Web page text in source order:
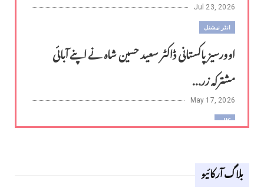
Jul 23, 2026
انٹر نیشنل
اوورسیز پاکستانی ڈاکٹر سعید حسین شاہ نے اپنے آبائی
مشترکہ زر...
May 17, 2026
کالم
Apr 18, 2026
بلاگ آرکائیو